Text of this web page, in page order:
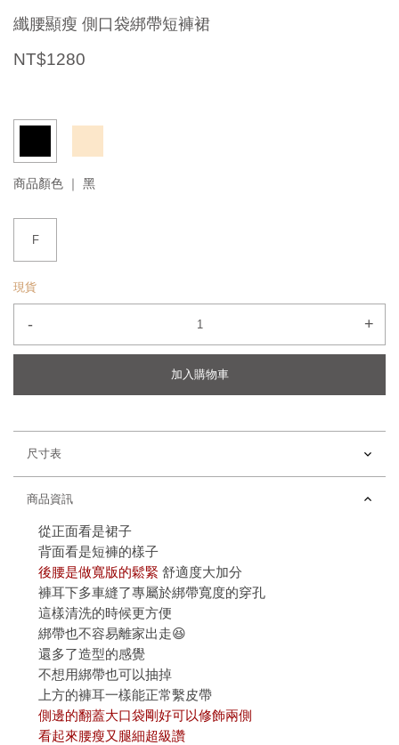
纖腰顯瘦 側口袋綁帶短褲裙
NT$1280
商品顏色 ｜ 黑
F
現貨
- +
加入購物車
尺寸表
商品資訊
從正面看是裙子
背面看是短褲的樣子
後腰是做寬版的鬆緊 舒適度大加分
褲耳下多車縫了專屬於綁帶寬度的穿孔
這樣清洗的時候更方便
綁帶也不容易離家出走😆
還多了造型的感覺
不想用綁帶也可以抽掉
上方的褲耳一樣能正常繫皮帶
側邊的翻蓋大口袋剛好可以修飾兩側
看起來腰瘦又腿細超級讚